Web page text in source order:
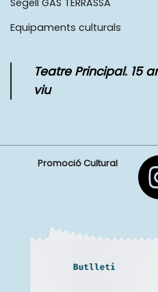
Segell GAS TERRASSA
Equipaments culturals
Teatre Principal. 15
viu
Promoció Cultural